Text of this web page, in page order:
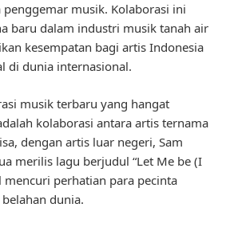
musik. Kolaborasi ini
baru dalam industri musik tanah air
kesempatan bagi artis Indonesia
di dunia internasional.
musik terbaru yang hangat
kolaborasi antara artis ternama
dengan artis luar negeri, Sam
merilis lagu berjudul “Let Me be (I
mencuri perhatian para pecinta
dunia.